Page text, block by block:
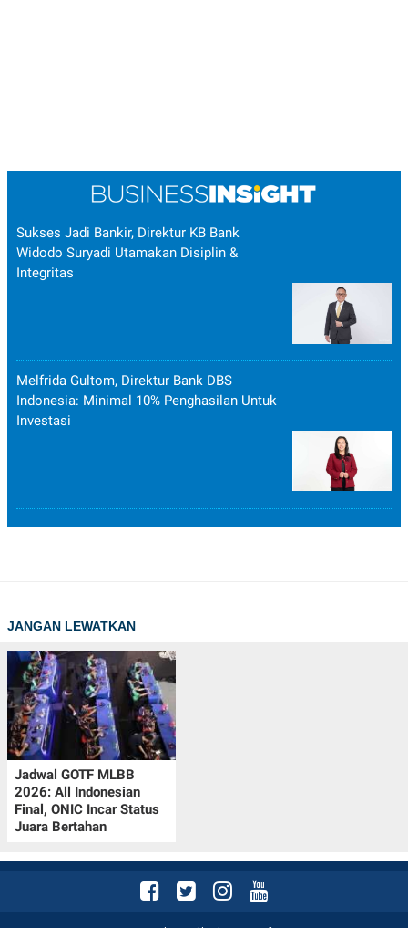
Sukses Jadi Bankir, Direktur KB Bank
Widodo Suryadi Utamakan Disiplin &
Integritas
Melfrida Gultom, Direktur Bank DBS
Indonesia: Minimal 10% Penghasilan Untuk
Investasi
JANGAN LEWATKAN
Jadwal GOTF MLBB
2026: All Indonesian
Final, ONIC Incar Status
Juara Bertahan